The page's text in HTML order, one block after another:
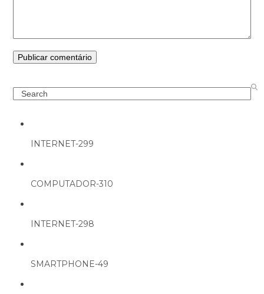
Search
INTERNET-299
COMPUTADOR-310
INTERNET-298
SMARTPHONE-49